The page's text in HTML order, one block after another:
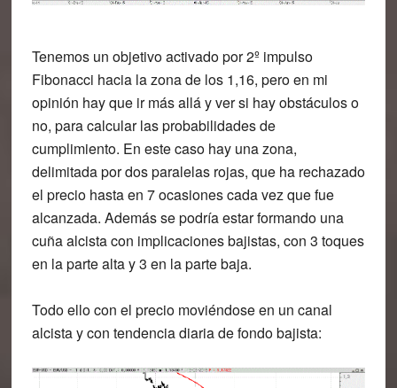
Tenemos un objetivo activado por2º impulso
Fibonacci hacia la zona de los 1,16, pero en mi
opinión hay que ir más allá y ver si hay obstáculos o
no, para calcular las probabilidades de
cumplimiento. En este caso hay una zona,
delimitada por dos paralelas rojas, que ha rechazado
el precio hasta en 7 ocasionescada vez que fue
alcanzada. Además se podría estar formando una
cuña alcista con implicaciones bajistas, con 3 toques
en la parte alta y 3 en la parte baja.
Todo ello con el precio moviéndose en un canal
alcista y con tendencia diaria de fondo bajista: